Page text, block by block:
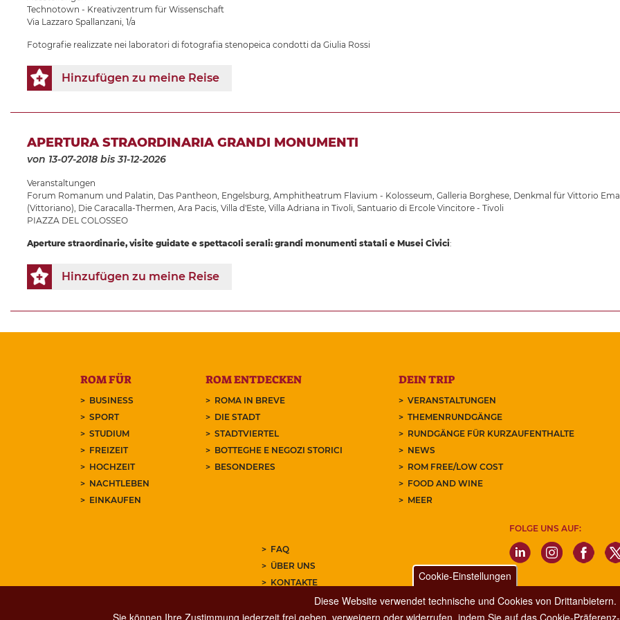
Technotown - Kreativzentrum für Wissenschaft
Via Lazzaro Spallanzani, 1/a
Fotografie realizzate nei laboratori di fotografia stenopeica condotti da Giulia Rossi
Hinzufügen zu meine Reise
APERTURA STRAORDINARIA GRANDI MONUMENTI
von 13-07-2018 bis 31-12-2026
Veranstaltungen
Forum Romanum und Palatin Das Pantheon Engelsburg Amphitheatrum Flavium - Kolosseum Galleria Borghese Denkmal für Vittorio
(Vittoriano) Die Caracalla-Thermen Ara Pacis Villa d'Este Villa Adriana in Tivoli Santuario di Ercole Vincitore - Tivoli
PIAZZA DEL COLOSSEO
Aperture straordinarie, visite guidate e spettacoli serali: grandi monumenti statali e Musei Civici:
Hinzufügen zu meine Reise
ROM FÜR
BUSINESS
SPORT
STUDIUM
FREIZEIT
HOCHZEIT
NACHTLEBEN
EINKAUFEN
ROM ENTDECKEN
ROMA IN BREVE
DIE STADT
STADTVIERTEL
BOTTEGHE E NEGOZI STORICI
BESONDERES
DEIN TRIP
VERANSTALTUNGEN
THEMENRUNDGÄNGE
RUNDGÄNGE FÜR KURZAUFENTHALTE
NEWS
ROM FREE/LOW COST
FOOD AND WINE
MEER
FAQ
ÜBER UNS
KONTAKTE
ABONNIEREN SIE UNSEREN NEWSLETTER
FOLGE UNS AUF:
Cookie-Einstellungen
Diese Website verwendet technische und Cookies von Drittanbietern.
Sie können Ihre Zustimmung jederzeit frei geben, verweigern oder widerrufen, indem Sie auf das Cookie-